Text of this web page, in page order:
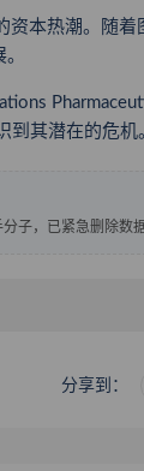
本热潮。随着
其潜在的危机
子，已紧急删除数
分享到：